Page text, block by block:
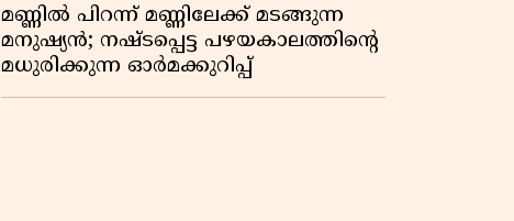
മണ്ണിൽ പിറന്ന് മണ്ണിലേക്ക് മടങ്ങുന്ന
മനുഷ്യൻ; നഷ്ടപ്പെട്ട പഴയകാലത്തിൻ്റെ
മധുരിക്കുന്ന ഓർമക്കുറിപ്പ്